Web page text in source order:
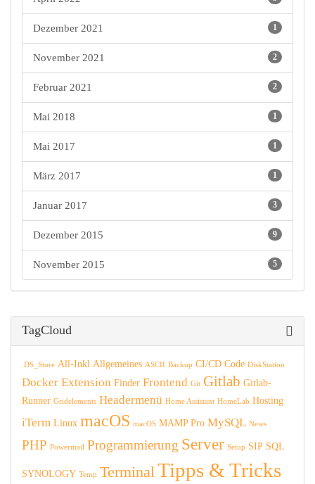
1
Dezember 2021
2
November 2021
2
Februar 2021
1
Mai 2018
1
Mai 2017
1
März 2017
3
Januar 2017
9
Dezember 2015
5
November 2015
TagCloud
.DS_Store All-Inkl Allgemeines ASCII Backup CI/CD Code DiskStation
Docker Extension Finder Frontend Git Gitlab Gitlab-
Runner Gridelements Headermenü Home Assistant HomeLab Hosting
iTerm Linux macOS macOS MAMP Pro MySQL News
PHP Powermail Programmierung Server Setup SIP SQL
SYNOLOGY Temp TerminalTipps & Tricks